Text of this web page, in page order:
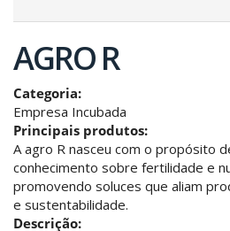
AGRO R
Categoria:
Empresa Incubada
Principais produtos:
A agro R nasceu com o propósito
conhecimento sobre fertilidade e
promovendo soluces que aliam
e sustentabilidade.
Descrição: